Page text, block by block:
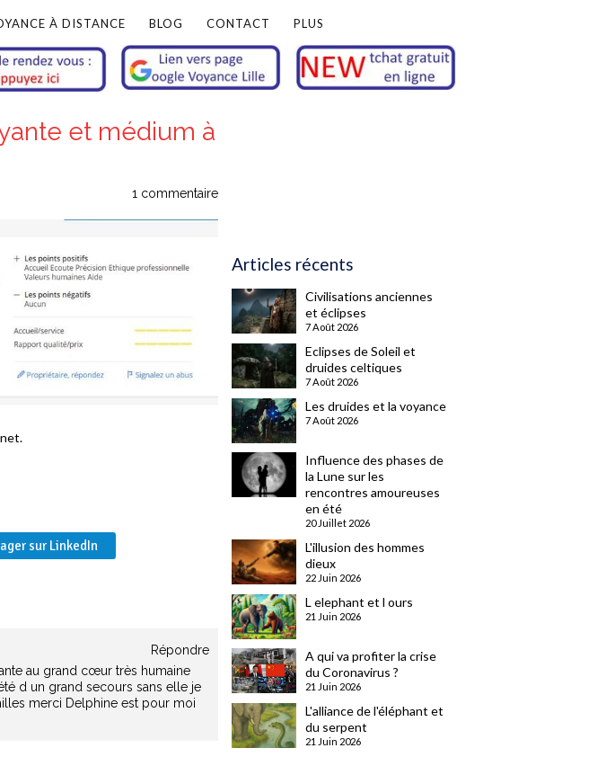
À DISTANCE BLOG CONTACT PLUS
et médium à
1 commentaire
sur LinkedIn
Répondre
au grand cœur très humaine
d un grand secours sans elle je
merci Delphine est pour moi
Articles récents
Civilisations anciennes
et éclipses
7 Août 2026
Eclipses de Soleil et
druides celtiques
7 Août 2026
Les druides et la voyance
7 Août 2026
Influence des phases de
la Lune sur les
rencontres amoureuses
en été
20 Juillet 2026
L'illusion des hommes
dieux
22 Juin 2026
L elephant et l ours
21 Juin 2026
A qui va profiter la crise
du Coronavirus ?
21 Juin 2026
L'alliance de l'éléphant et
du serpent
21 Juin 2026